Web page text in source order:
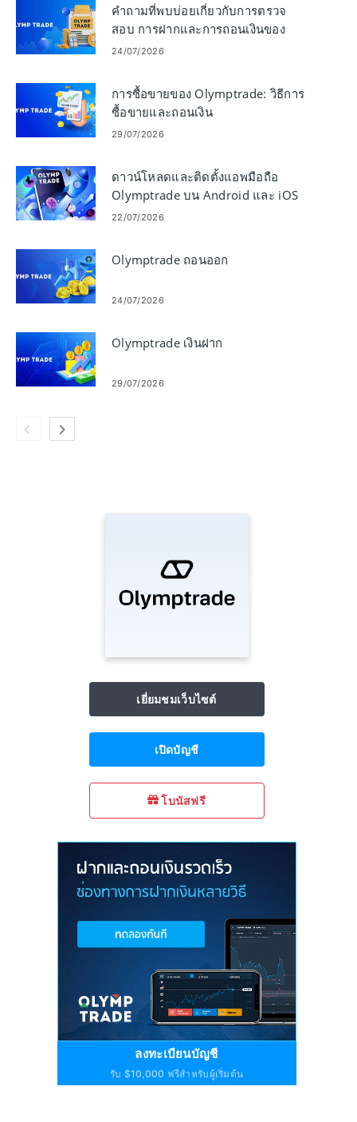
คำถามที่พบบ่อยเกี่ยวกับการตรวจ
สอบ การฝากและการถอนเงินของ
Olymptrade
24/07/2026
การซื้อขายของ Olymptrade: วิธีการ
ซื้อขายและถอนเงิน
29/07/2026
ดาวน์โหลดและติดตั้งแอพมือถือ
Olymptrade บน Android และ iOS
22/07/2026
Olymptrade ถอนออก
24/07/2026
Olymptrade เงินฝาก
29/07/2026
เยี่ยมชมเว็บไซต์
เปิดบัญชี
โบนัสฟรี
ลงทะเบียนบัญชี
รับ $10,000 ฟรีสำหรับผู้เริ่มต้น